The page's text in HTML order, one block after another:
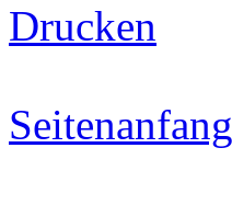
Drucken
Seitenanfang